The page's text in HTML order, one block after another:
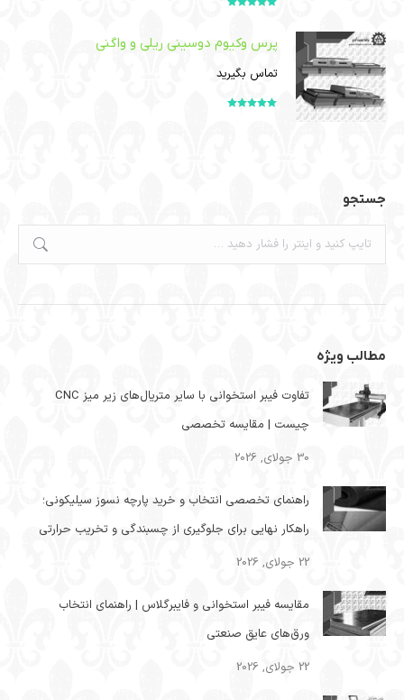
پرس وکیوم دوسینی ریلی و واگنی
تماس بگیرید
جستجو
جستجو:
مطالب ویژه
تفاوت فیبر استخوانی با سایر متریال‌های زیر میز CNC
چیست | مقایسه تخصصی
30 جولای, 2026
راهنمای تخصصی انتخاب و خرید پارچه نسوز سیلیکونی؛
راهکار نهایی برای جلوگیری از چسبندگی و تخریب حرارتی
22 جولای, 2026
مقایسه فیبر استخوانی و فایبرگلاس | راهنمای انتخاب
ورق‌های عایق صنعتی
22 جولای, 2026